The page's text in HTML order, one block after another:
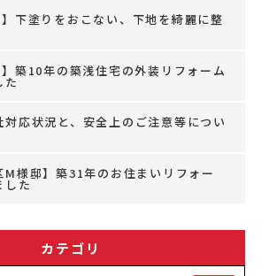
】下塗りをおこない、下地を綺麗に整
】築10年の築浅住宅の外装リフォーム
た
応状況と、安全上のご注意等につい
M様邸】築31年のお住まいリフォー
した
カテゴリ